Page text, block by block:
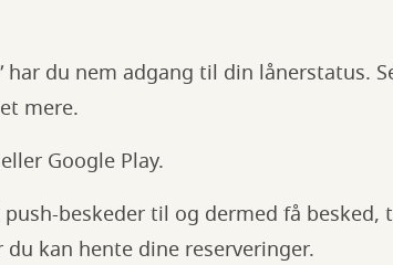
har du nem adgang til din lånerstatus.
mere.
Google Play.
beskeder til og dermed få besked,
kan hente dine reserveringer.